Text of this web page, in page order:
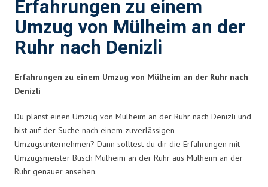
Erfahrungen zu einem
Umzug von Mülheim an der
Ruhr nach Denizli
Erfahrungen zu einem Umzug von Mülheim an der Ruhr nach
Denizli
Du planst einen Umzug von Mülheim an der Ruhr nach Denizli und
bist auf der Suche nach einem zuverlässigen
Umzugsunternehmen? Dann solltest du dir die Erfahrungen mit
Umzugsmeister Busch Mülheim an der Ruhr aus Mülheim an der
Ruhr genauer ansehen.